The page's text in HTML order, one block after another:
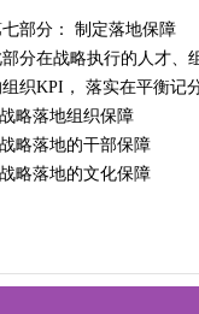
部分： 制定落地保障
分在战略执行的人才、
织KPI， 落实在平衡记
略落地组织保障
略落地的干部保障
略落地的文化保障